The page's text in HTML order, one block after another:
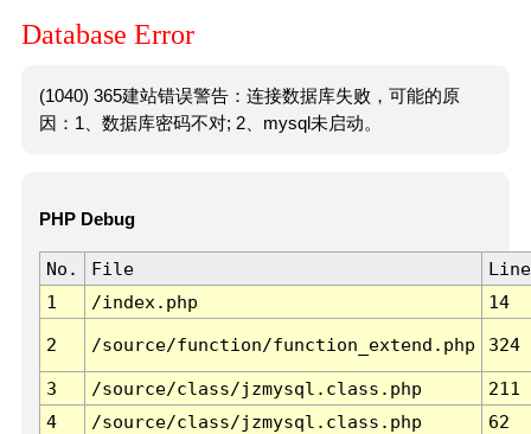
Database Error
(1040) 365建站错误警告：连接数据库失败，可能的原
因：1、数据库密码不对; 2、mysql未启动。
PHP Debug
No. File
Line
1
/index.php 14
2 /source/function/function_extend.php 324
3 /source/class/jzmysql.class.php
211
4
/source/class/jzmysql.class.php
62